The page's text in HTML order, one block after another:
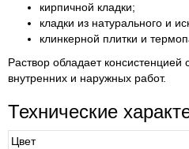
кирпичной кладки;
кладки из натурального и
клинкерной плитки и
Раствор обладает
внутренних и наружных работ.
Технические
Цвет